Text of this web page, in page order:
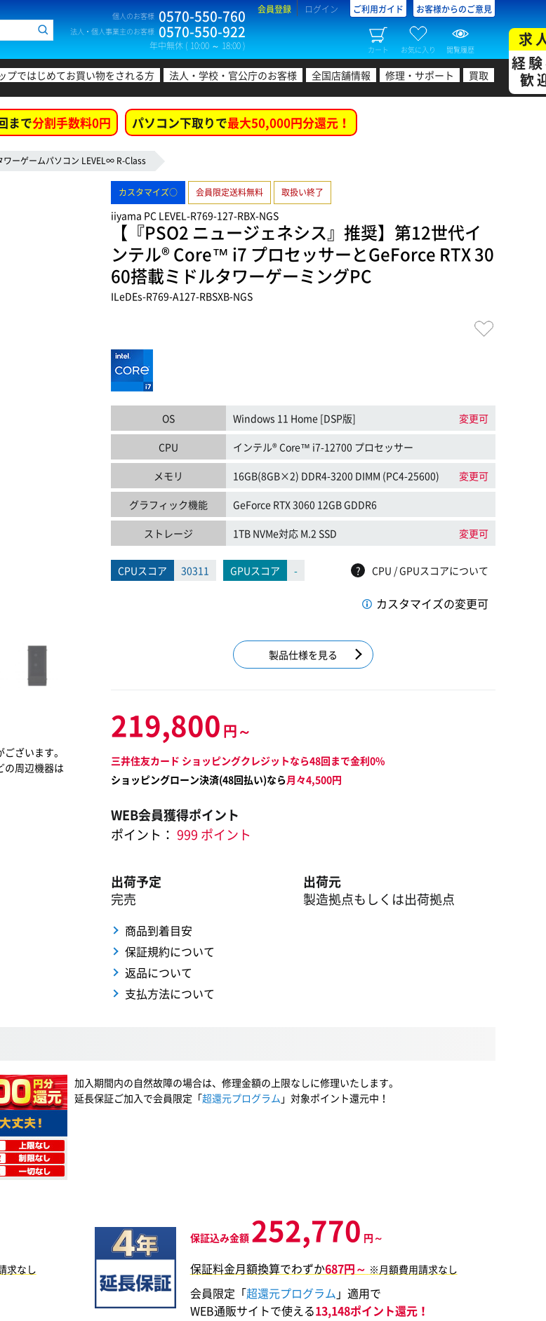
個人のお客様 0570-550-760
法人・個人事業主のお客様 0570-550-922
年中無休 ( 10:00 ～ 18:00 )
会員登録 ログイン ご利用ガイド お客様からのご意見
カート お気に入り 閲覧履歴
プではじめてお買い物をされる方 法人・学校・官公庁のお客様 全国店舗情報 修理・サポート 買取
求
経
歓
まで分割手数料0円 パソコン下取りで最大50,000円分還元！
ワーゲームパソコン LEVEL∞ R-Class
ざいます。
の周辺機器は
カスタマイズ○ 会員限定送料無料 取扱い終了
iiyama PC LEVEL-R769-127-RBX-NGS
【『PSO2 ニュージェネシス』推奨】第12世代イ
ンテル® Core™ i7 プロセッサーとGeForce RTX 30
60搭載ミドルタワーゲーミングPC
ILeDEs-R769-A127-RBSXB-NGS
OS Windows 11 Home [DSP版] 変更可
CPU インテル® Core™ i7-12700 プロセッサー
メモリ 16GB(8GB×2) DDR4-3200 DIMM (PC4-25600) 変更可
グラフィック機能 GeForce RTX 3060 12GB GDDR6
ストレージ 1TB NVMe対応 M.2 SSD 変更可
CPUスコア 30311 GPUスコア - ? CPU / GPUスコアについて
カスタマイズの変更可
製品仕様を見る
219,800 円～
三井住友カード ショッピングクレジットなら48回まで金利0%
ショッピングローン決済(48回払い)なら月々4,500円
WEB会員獲得ポイント
ポイント： 999 ポイント
出荷予定
完売
出荷元
製造拠点もしくは出荷拠点
商品到着目安
保証規約について
返品について
支払方法について
加入期間内の自然故障の場合は、修理金額の上限なしに修理いたします。
延長保証ご加入で会員限定「超還元プログラム 」対象ポイント還元中！
求なし
保証込み金額 252,770 円～
保証料金月額換算でわずか687円～ ※月額費用請求なし
会員限定「超還元プログラム 」適用で
WEB通販サイトで使える13,148ポイント還元！